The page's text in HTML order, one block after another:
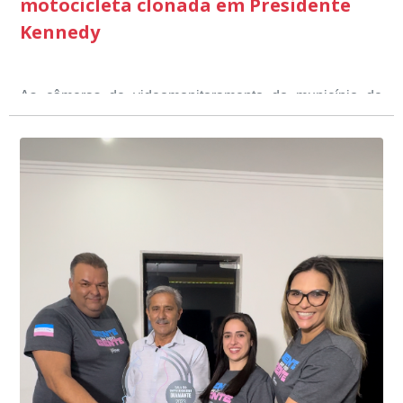
Kennedy
As câmeras de videomonitoramento do município de
Presidente Kennedy identificaram neste fim de semana,
01 de junho, uma motocicleta com indícios de
adulteração, imediatamente, a central de
videomonitoramento acionou a Guarda Civil Municipal,
Durante a abordagem a adulteração foi comprovada,
através da conferência do Chassi, a motocicleta, bem
conta do sistema de videomonitoramento instalado
recentemente em todo o município de Presidente
Kennedy, o sistema é integrado com outros municípios
do país, sendo possível a identificação de veículos por
meio do cruzamento de informações, nesse caso
específico, com dados de uma cidade do Estado do Rio
“Mais de 100 câmeras foram instaladas na sede e no
interior de Presidente Kennedy, garantindo mais
segurança à população, seja nas ruas, no comércio, os
produtores agropecuários. Estamos no rumo certo,